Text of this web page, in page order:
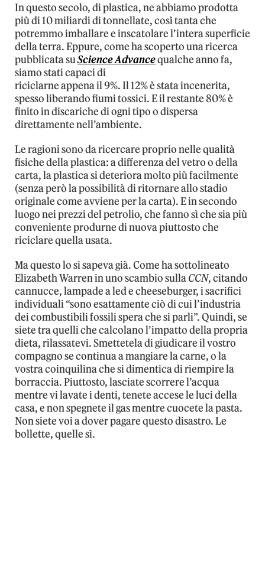
In questo secolo, di plastica, ne abbiamo prodotta
più di 10 miliardi di tonnellate, così tanta che
potremmo imballare e inscatolare l’intera superficie
della terra. Eppure, come ha scoperto una ricerca
pubblicata suScience Advancequalche anno fa,
siamo stati capaci di
riciclarne appena il 9%. Il 12% è stata incenerita,
spesso liberando fiumi tossici. E il restante 80% è
finito in discariche di ogni tipo o dispersa
direttamente nell’ambiente.
Le ragioni sono da ricercare proprio nelle qualità
fisiche della plastica: a differenza del vetro o della
carta, la plastica si deteriora molto più facilmente
(senza però la possibilità di ritornare allo stadio
originale come avviene per la carta). E in secondo
luogo nei prezzi del petrolio, che fanno sì che sia più
conveniente produrne di nuova piuttosto che
riciclare quella usata.
Ma questo lo si sapeva già. Come ha sottolineato
Elizabeth Warren in uno scambio sullaCCN, citando
cannucce, lampade a led e cheeseburger, i sacrifici
individuali “sono esattamente ciò di cui l’industria
dei combustibili fossili spera che si parli”. Quindi, se
siete tra quelli che calcolano l’impatto della propria
dieta, rilassatevi. Smettetela di giudicare il vostro
compagno se continua a mangiare la carne, o la
vostra coinquilina che si dimentica di riempire la
borraccia. Piuttosto, lasciate scorrere l’acqua
mentre vi lavate i denti, tenete accese le luci della
casa, e non spegnete il gas mentre cuocete la pasta.
Non siete voi a dover pagare questo disastro. Le
bollette, quelle sì.